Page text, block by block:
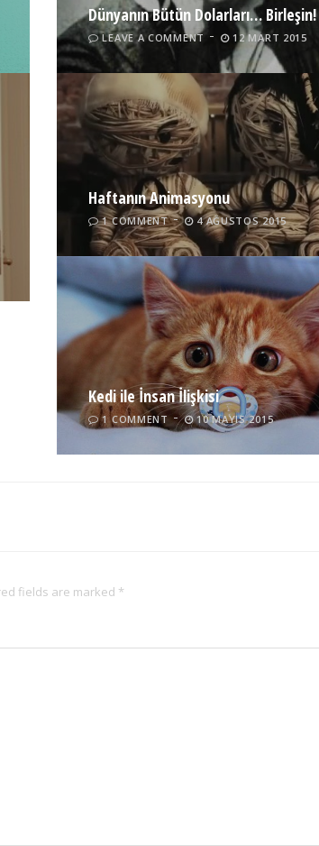
Dünyanın Bütün Dolarları… Birleşin!
LEAVE A COMMENT 12 MART 2015
Haftanın Animasyonu
1 COMMENT 4 AĞUSTOS 2015
Kedi ile İnsan İlişkisi
1 COMMENT 10 MAYIS 2015
fields are marked *